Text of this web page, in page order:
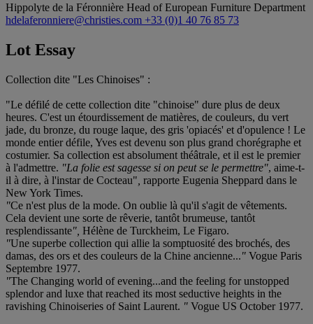
Hippolyte de la Féronnière Head of European Furniture Department
hdelaferonniere@christies.com +33 (0)1 40 76 85 73
Lot Essay
Collection dite "Les Chinoises" :
"Le défilé de cette collection dite "chinoise" dure plus de deux
heures. C'est un étourdissement de matières, de couleurs, du vert
jade, du bronze, du rouge laque, des gris 'opiacés' et d'opulence ! Le
monde entier défile, Yves est devenu son plus grand chorégraphe et
costumier. Sa collection est absolument théâtrale, et il est le premier
à l'admettre. "La folie est sagesse si on peut se le permettre", aime-t-
il à dire, à l'instar de Cocteau" rapporte Eugenia Sheppard dans le
New York Times.
"Ce n'est plus de la mode. On oublie là qu'il s'agit de vêtements.
Cela devient une sorte de rêverie, tantôt brumeuse, tantôt
resplendissante", Hélène de Turckheim, Le Figaro.
"Une superbe collection qui allie la somptuosité des brochés, des
damas, des ors et des couleurs de la Chine ancienne..." Vogue Paris
Septembre 1977.
"The Changing world of evening...and the feeling for unstopped
splendor and luxe that reached its most seductive heights in the
ravishing Chinoiseries of Saint Laurent. " Vogue US October 1977.